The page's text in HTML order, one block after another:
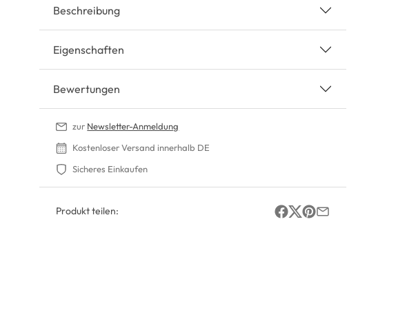
Beschreibung
Eigenschaften
Bewertungen
zur Newsletter-Anmeldung
Kostenloser Versand innerhalb DE
Sicheres Einkaufen
Produkt teilen: